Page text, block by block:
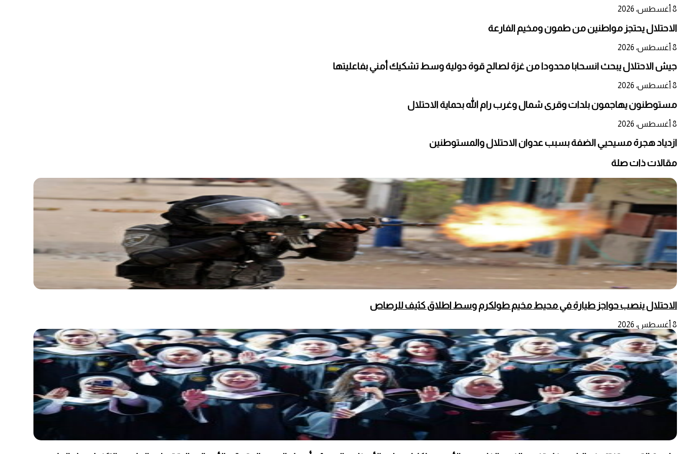
8 أغسطس، 2026
الاحتلال يحتجز مواطنين من طمون ومخيم الفارعة
8 أغسطس، 2026
جيش الاحتلال يبحث انسحابا محدودا من غزة لصالح قوة دولية وسط تشكيك أمني بفاعليتها
8 أغسطس، 2026
مستوطنون يهاجمون بلدات وقرى شمال وغرب رام الله بحماية الاحتلال
8 أغسطس، 2026
ازدياد هجرة مسيحيي الضفة بسبب عدوان الاحتلال والمستوطنين
مقالات ذات صلة
الاحتلال ينصب حواجز طيارة في محيط مخيم طولكرم وسط اطلاق كثيف للرصاص
8 أغسطس، 2026